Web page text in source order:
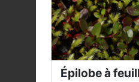
Épilobe à